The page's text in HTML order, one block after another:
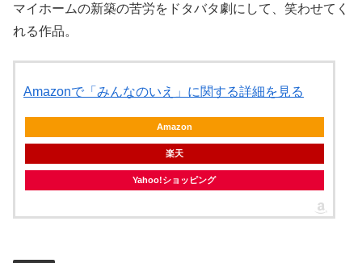
マイホームの新築の苦労をドタバタ劇にして、笑わせてく
れる作品。
Amazonで「みんなのいえ」に関する詳細を見る
Amazon
楽天
Yahoo!ショッピング